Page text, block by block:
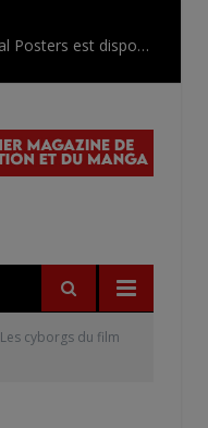
L’AnimeLand Hors-Série – Spécial Posters est disponible !
Les cyborgs du film